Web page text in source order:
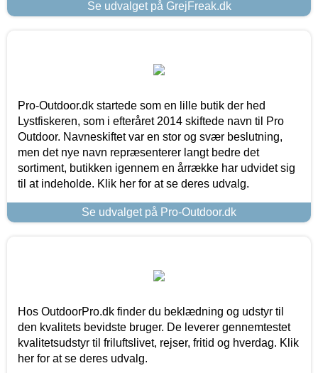
Se udvalget på GrejFreak.dk
Pro-Outdoor.dk startede som en lille butik der hed
Lystfiskeren, som i efteråret 2014 skiftede navn til Pro
Outdoor. Navneskiftet var en stor og svær beslutning,
men det nye navn repræsenterer langt bedre det
sortiment, butikken igennem en årrække har udvidet sig
til at indeholde. Klik her for at se deres udvalg.
Se udvalget på Pro-Outdoor.dk
Hos OutdoorPro.dk finder du beklædning og udstyr til
den kvalitets bevidste bruger. De leverer gennemtestet
kvalitetsudstyr til friluftslivet, rejser, fritid og hverdag. Klik
her for at se deres udvalg.